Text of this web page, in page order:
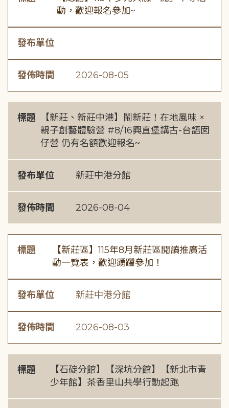
動，歡迎報名參加~
發布單位
發佈時間 2026-08-05
標題
【新莊、新莊中港】鬧新莊！在地風味 ×
親子創藝體驗營 #8/16興直堡講古-台語囡
仔營 仍有名額歡迎報名~
發布單位 新莊中港分館
發佈時間 2026-08-04
標題
【新莊區】115年8月新莊區閱讀推廣活
動一覽表，歡迎踴躍參加！
發布單位 新莊中港分館
發佈時間 2026-08-03
標題
【石碇分館】【深坑分館】【新北市青
少年館】茶香里山共學行動起跑